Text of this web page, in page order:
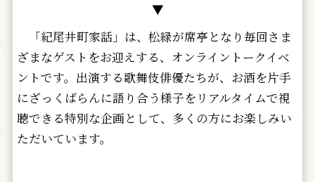
▼
「紀尾井町家話」は、松緑が席亭となり毎回さま
ざまなゲストをお迎えする、オンライントークイベ
ントです。出演する歌舞伎俳優たちが、お酒を片手
にざっくばらんに語り合う様子をリアルタイムで視
聴できる特別な企画として、多くの方にお楽しみい
ただいています。